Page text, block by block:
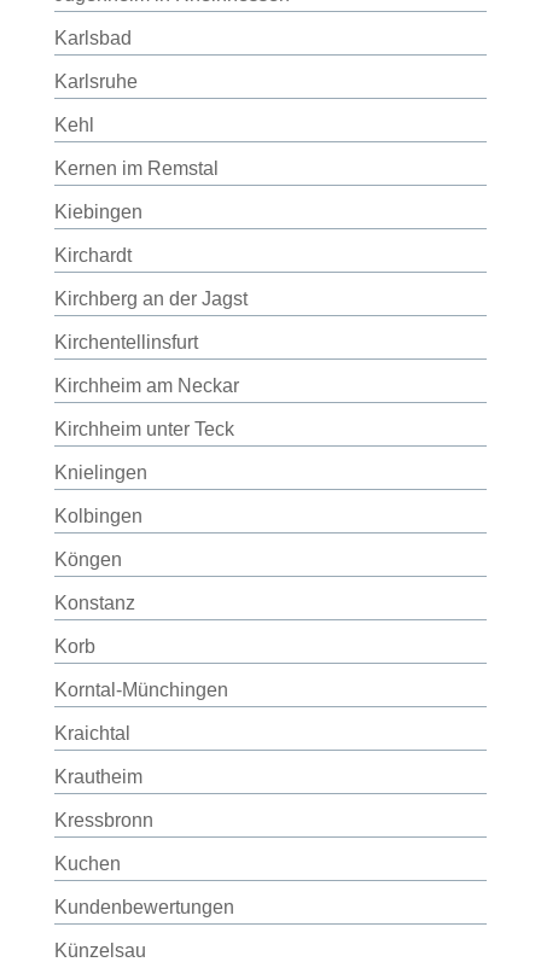
Karlsbad
Karlsruhe
Kehl
Kernen im Remstal
Kiebingen
Kirchardt
Kirchberg an der Jagst
Kirchentellinsfurt
Kirchheim am Neckar
Kirchheim unter Teck
Knielingen
Kolbingen
Köngen
Konstanz
Korb
Korntal-Münchingen
Kraichtal
Krautheim
Kressbronn
Kuchen
Kundenbewertungen
Künzelsau